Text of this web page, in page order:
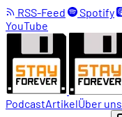
RSS-Feed Spotify
YouTube
PodcastArtikelÜber uns